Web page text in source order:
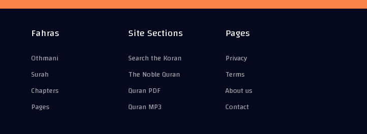
Pages
Privacy
Terms
About us
Contact
Site Sections
Search the Koran
The Noble Quran
Quran PDF
Quran MP3
Fahras
Othmani
Surah
Chapters
Pages